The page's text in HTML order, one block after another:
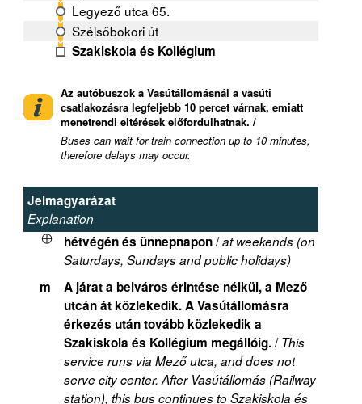
Legyező utca 65.
Szélsőbokori út
Szakiskola és Kollégium
Az autóbuszok a Vasútállomásnál a vasúti
csatlakozásra legfeljebb 10 percet várnak, emiatt
menetrendi eltérések előfordulhatnak. /
Buses can wait for train connection up to 10 minutes,
therefore delays may occur.
Jelmagyarázat
Explanation
hétvégén és ünnepnapon/at weekends (on
Saturdays, Sundays and public holidays)
m
A járat a belváros érintése nélkül, a Mező
utcán át közlekedik. A Vasútállomásra
érkezés után tovább közlekedik a
Szakiskola és Kollégium megállóig./This
service runs via Mező utca, and does not
serve city center. After Vasútállomás (Railway
station), this bus continues to Szakiskola és